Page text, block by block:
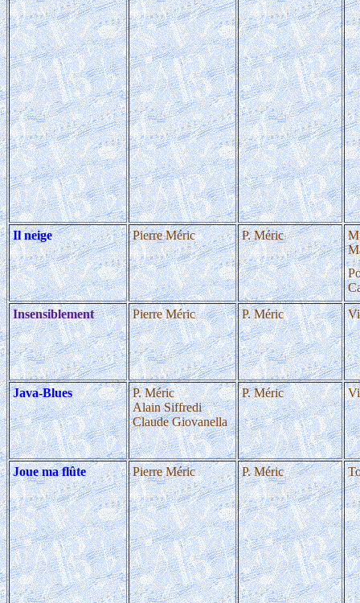
Il neige Pierre Méric P. Méric
Insensiblement
Pierre Méric P. Méric
Java-Blues
P. Méric
Alain Siffredi
Claude Giovanella
P. Méric
Joue ma flûte Pierre Méric P. Méric